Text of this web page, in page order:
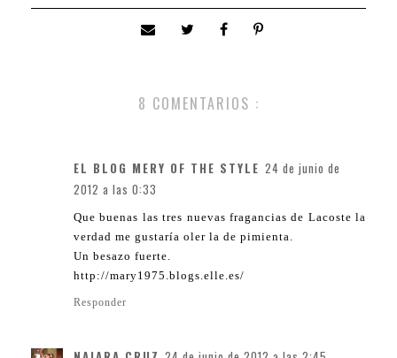
8 COMENTARIOS :
EL BLOG MERY OF THE STYLE 24 de junio de
2012 a las 0:33
Que buenas las tres nuevas fragancias de Lacoste la
verdad me gustaría oler la de pimienta.
Un besazo fuerte.
http://mary1975.blogs.elle.es/
Responder